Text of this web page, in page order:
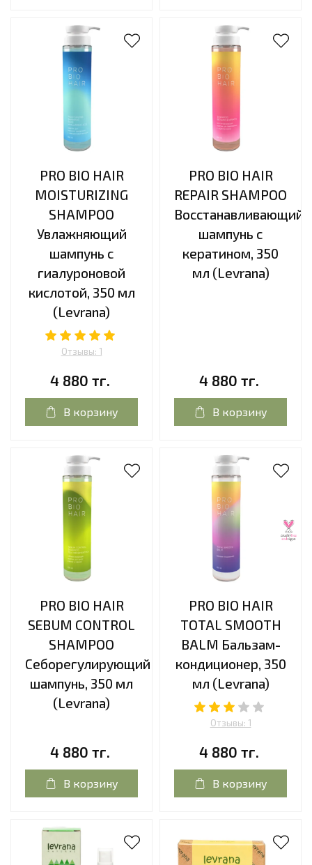
PRO BIO HAIR
MOISTURIZING
SHAMPOO
Увлажняющий
шампунь с
гиалуроновой
кислотой, 350 мл
(Levrana)
Отзывы: 1
4 880 тг.
В корзину
PRO BIO HAIR
REPAIR SHAMPOO
Восстанавливающий
шампунь с
кератином, 350
мл (Levrana)
4 880 тг.
В корзину
PRO BIO HAIR
SEBUM CONTROL
SHAMPOO
Себорегулирующий
шампунь, 350 мл
(Levrana)
4 880 тг.
В корзину
PRO BIO HAIR
TOTAL SMOOTH
BALM Бальзам-
кондиционер, 350
мл (Levrana)
Отзывы: 1
4 880 тг.
В корзину